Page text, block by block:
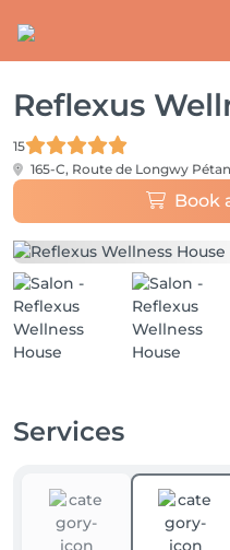
Reflexus
15
165-C, Route de Longwy
Book
Services